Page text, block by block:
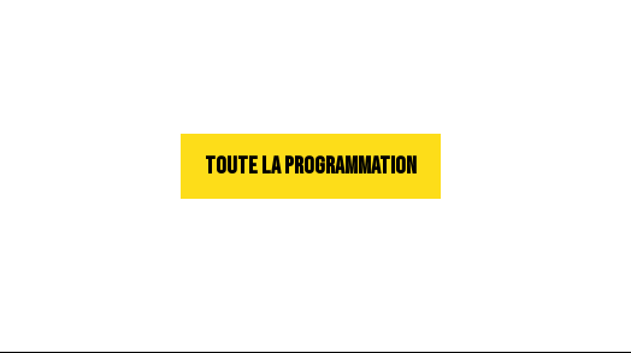
TOUTE LA PROGRAMMATION